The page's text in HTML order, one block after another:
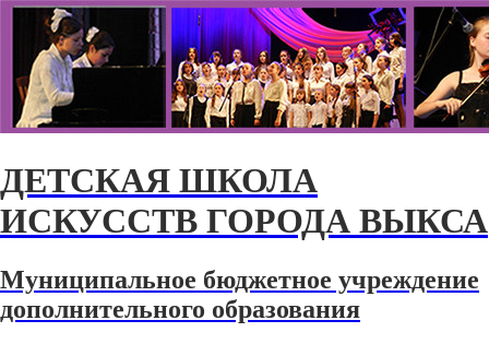
ДЕТСКАЯ ШКОЛА
ИСКУССТВ ГОРОДА ВЫКСА
Муниципальное бюджетное учреждение
дополнительного образования